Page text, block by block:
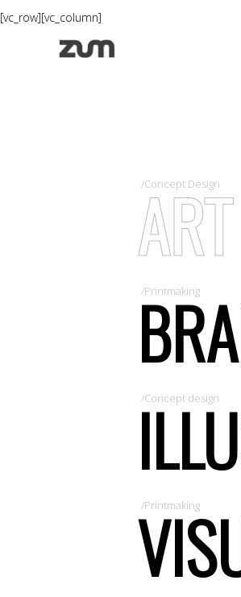
[vc_row][vc_column]
/Concept Design
/Printmaking
/Concept design
/Printmaking